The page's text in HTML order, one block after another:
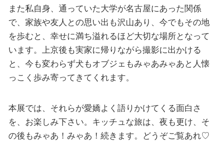
また私自身、通っていた大学が名古屋にあった関係
で、家族や友人との思い出も沢山あり、今でもその地
を歩むと、幸せに満ち溢れるほど大切な場所となって
います。上京後も実家に帰りながら撮影に出かける
と、今も変わらず犬もオブジェもみゃあみゃあと人懐
っこく歩み寄ってきてくれます。
本展では、それらが愛嬌よく語りかけてくる面白さ
を、お楽しみ下さい。キッチュな旅は、夜も更け、そ
の後もみゃあ！みゃあ！続きます。どうぞご覧あれ♡